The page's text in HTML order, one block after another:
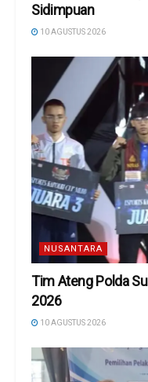
Sidimpuan
10 AGUSTUS 2026
NUSANTARA
Tim Ateng Polda
2026
10 AGUSTUS 2026